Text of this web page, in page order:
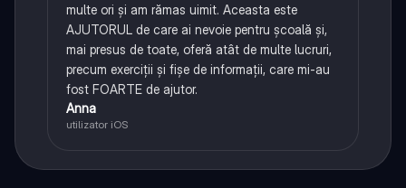
multe ori și am rămas uimit. Aceasta este
AJUTORUL de care ai nevoie pentru școală și,
mai presus de toate, oferă atât de multe lucruri,
precum exerciții și fișe de informații, care mi-au
fost FOARTE de ajutor.
Anna
utilizator iOS